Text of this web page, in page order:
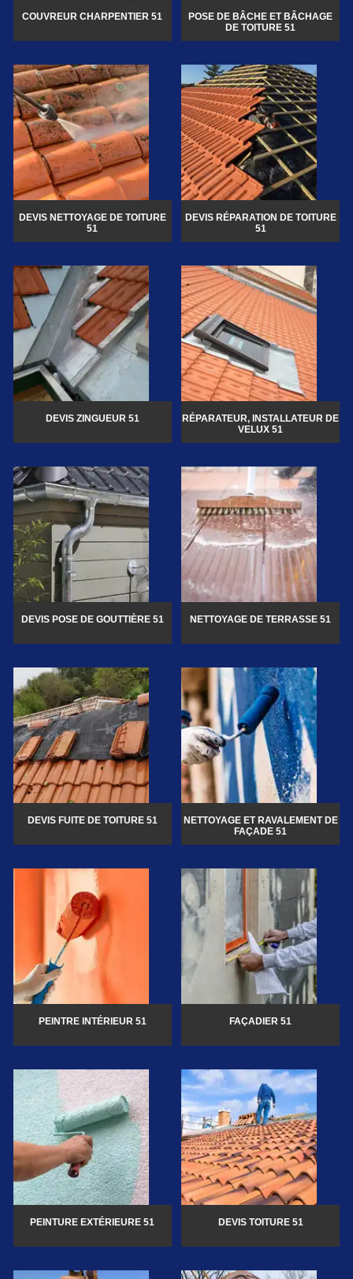
COUVREUR CHARPENTIER 51
POSE DE BÂCHE ET BÂCHAGE
DE TOITURE 51
DEVIS NETTOYAGE DE TOITURE
51
DEVIS RÉPARATION DE TOITURE
51
DEVIS ZINGUEUR 51
RÉPARATEUR, INSTALLATEUR DE
VELUX 51
DEVIS POSE DE GOUTTIÈRE 51 NETTOYAGE DE TERRASSE 51
DEVIS FUITE DE TOITURE 51
NETTOYAGE ET RAVALEMENT DE
FAÇADE 51
PEINTRE INTÉRIEUR 51 FAÇADIER 51
PEINTURE EXTÉRIEURE 51 DEVIS TOITURE 51